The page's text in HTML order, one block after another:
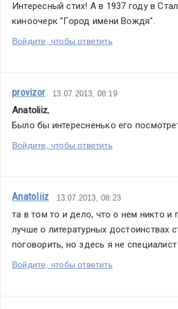
Интересный стих! А в 1937 году в
киноочерк "Город имени Вождя".
Войдите, чтобы ответить
provizor 13.07.2013, 08:19
Anatoliiz,
Было бы интересненько его
Войдите, чтобы ответить
Anatoliiz 13.07.2013, 08:23
та в том то и дело, что о нем никто и
лучше о литературных достоинствах
поговорить, но здесь я не специалист
Войдите, чтобы ответить